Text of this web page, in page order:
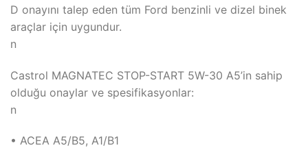
D onayını talep eden tüm Ford benzinli ve dizel binek
araçlar için uygundur.
n
Castrol MAGNATEC STOP-START 5W-30 A5’in sahip
olduğu onaylar ve spesifikasyonlar:
n
• ACEA A5/B5, A1/B1